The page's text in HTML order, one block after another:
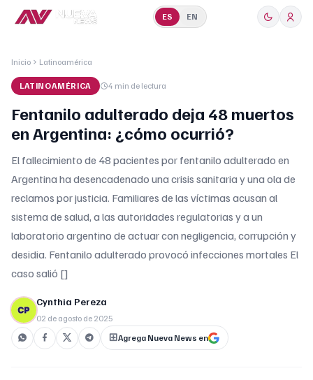
ES EN
Inicio Latinoamérica
LATINOAMÉRICA 4 min de lectura
Fentanilo adulterado deja 48 muertos
en Argentina: ¿cómo ocurrió?
El fallecimiento de 48 pacientes por fentanilo adulterado en
Argentina ha desencadenado una crisis sanitaria y una ola de
reclamos por justicia. Familiares de las víctimas acusan al
sistema de salud, a las autoridades regulatorias y a un
laboratorio argentino de actuar con negligencia, corrupción y
desidia. Fentanilo adulterado provocó infecciones mortales El
caso salió []
Cynthia Pereza
02 de agosto de 2025
Agrega Nueva News en